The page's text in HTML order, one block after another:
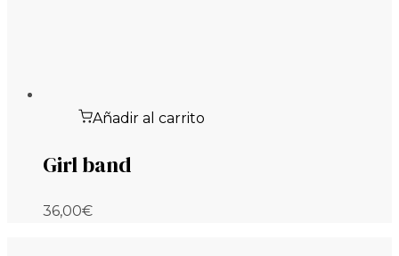
Añadir al carrito
Girl band
36,00€